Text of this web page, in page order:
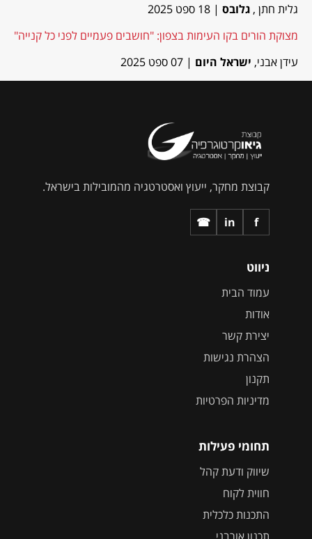
גלית חתן , גלובס | 18 ספט 2025
מצוקת הורים בקו העימות בצפון: "חושבים פעמיים לפני כל קנייה"
עידן אבני, ישראל היום | 07 ספט 2025
קבוצת מחקר, ייעוץ ואסטרטגיה מהמובילות בישראל.
f
in
☎
ניווט
עמוד הבית
אודות
יצירת קשר
הצהרת נגישות
תקנון
מדיניות הפרטיות
תחומי פעילות
שיווק ודעת קהל
חווית לקוח
התכנות כלכלית